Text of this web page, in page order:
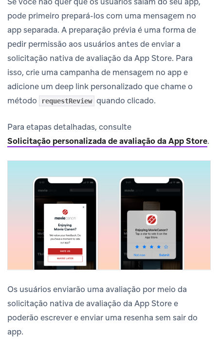
pode primeiro prepará-los com uma mensagem no
app separada. A preparação prévia é uma forma de
pedir permissão aos usuários antes de enviar a
solicitação nativa de avaliação da App Store. Para
isso, crie uma campanha de mensagem no app e
adicione um deep link personalizado que chame o
método
requestReview quando clicado.
Para etapas detalhadas, consulte
Solicitação personalizada de avaliação da App Store.
Os usuários enviarão uma avaliação por meio da
solicitação nativa de avaliação da App Store e
poderão escrever e enviar uma resenha sem sair do
app.